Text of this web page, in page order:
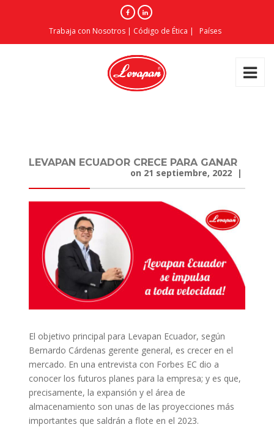
Trabaja con Nosotros | Código de Ética | Países
LEVAPAN ECUADOR CRECE PARA GANAR
on 21 septiembre, 2022 |
El objetivo principal para Levapan Ecuador, según
Bernardo Cárdenas gerente general, es crecer en el
mercado. En una entrevista con Forbes EC dio a
conocer los futuros planes para la empresa; y es que,
precisamente, la expansión y el área de
almacenamiento son unas de las proyecciones más
importantes que saldrán a flote en el 2023.